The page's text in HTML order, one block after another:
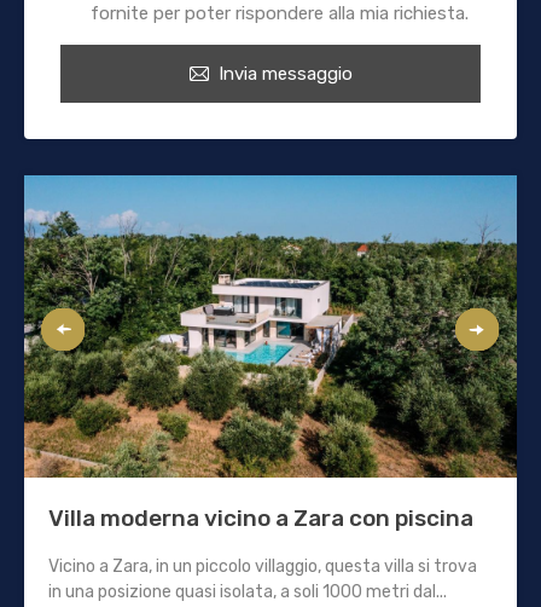
fornite per poter rispondere alla mia richiesta.
Invia messaggio
Villa moderna vicino a Zara con piscina
Vicino a Zara, in un piccolo villaggio, questa villa si trova
in una posizione quasi isolata, a soli 1000 metri dal...